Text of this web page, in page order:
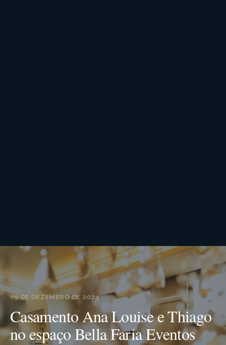
09 DE DEZEMBRO DE 2023
Casamento Ana Louise e Thiago
no espaço Bella Faria Eventos